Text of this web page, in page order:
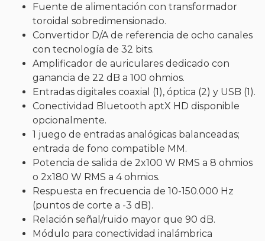
Fuente de alimentación con transformador
toroidal sobredimensionado.
Convertidor D/A de referencia de ocho canales
con tecnología de 32 bits.
Amplificador de auriculares dedicado con
ganancia de 22 dB a 100 ohmios.
Entradas digitales coaxial (1), óptica (2) y USB (1).
Conectividad Bluetooth aptX HD disponible
opcionalmente.
1 juego de entradas analógicas balanceadas;
entrada de fono compatible MM.
Potencia de salida de 2x100 W RMS a 8 ohmios
o 2x180 W RMS a 4 ohmios.
Respuesta en frecuencia de 10-150.000 Hz
(puntos de corte a -3 dB).
Relación señal/ruido mayor que 90 dB.
Módulo para conectividad inalámbrica